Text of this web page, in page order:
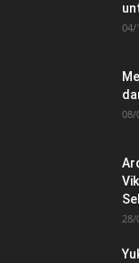
04/
08/
28/